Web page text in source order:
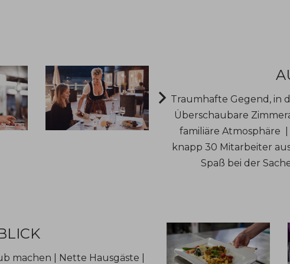
Traumhafte Gegend, in
Überschaubare
familiäre Atmosphäre |
knapp 30 Mitarbeiter
Spaß bei der
machen | Nette Hausgäste |